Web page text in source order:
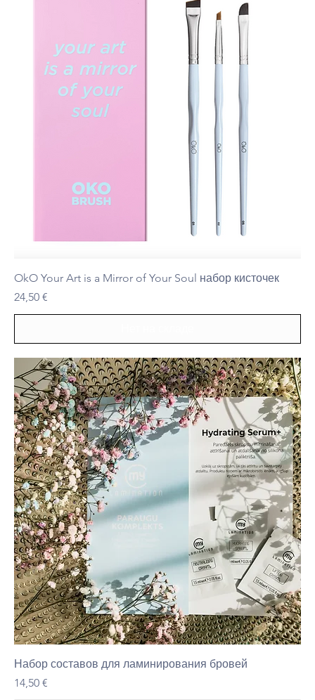
OkO Your Art is a Mirror of Your Soul набор кисточек
Цена
24,50 €
Набор составов для ламинирования бровей
Цена
14,50 €